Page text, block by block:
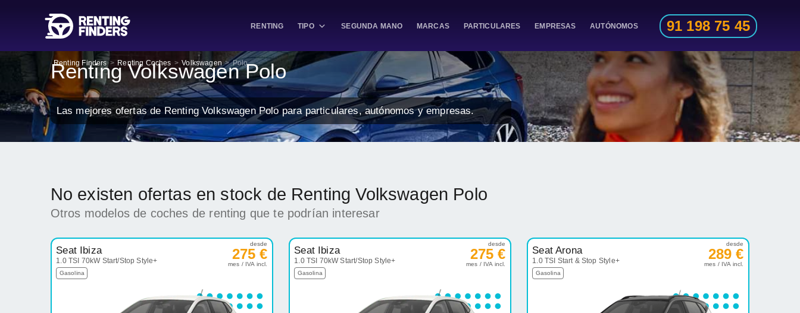
RENTING TIPO SEGUNDA MANO MARCAS PARTICULARES EMPRESAS AUTÓNOMOS 91 198 75 45
Renting Finders > Renting Coches > Volkswagen > Polo
Renting Volkswagen Polo
Las mejores ofertas de Renting Volkswagen Polo para particulares, autónomos y empresas.
No existen ofertas en stock de Renting Volkswagen Polo
Otros modelos de coches de renting que te podrían interesar
Seat Ibiza
1.0 TSI 70kW Start/Stop Style+
Gasolina
desde
275 €
mes / IVA incl.
Seat Ibiza
1.0 TSI 70kW Start/Stop Style+
Gasolina
desde
275 €
mes / IVA incl.
Seat Arona
1.0 TSI Start & Stop Style+
Gasolina
desde
289 €
mes / IVA incl.